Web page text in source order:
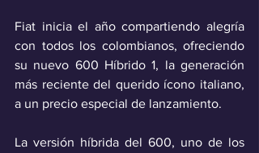
Fiat inicia el año compartiendo alegría
con todos los colombianos, ofreciendo
su nuevo 600 Híbrido 1, la generación
más reciente del querido ícono italiano,
a un precio especial de lanzamiento.
La versión híbrida del 600, uno de los